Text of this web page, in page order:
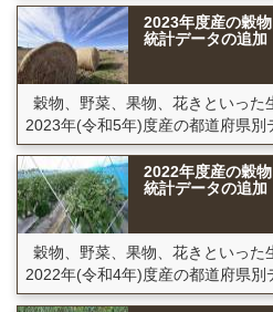
2023年度産の穀
統計データの追加
穀物、野菜、果物、花きといった
2023年(令和5年)度産の都道府県別
2022年度産の穀
統計データの追加
穀物、野菜、果物、花きといった
2022年(令和4年)度産の都道府県別